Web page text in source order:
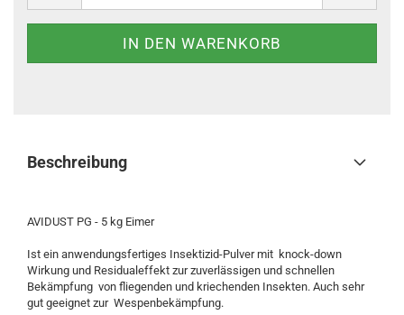
Beschreibung
AVIDUST PG - 5 kg Eimer
Ist ein anwendungsfertiges Insektizid-Pulver mit knock-down
Wirkung und Residualeffekt zur zuverlässigen und schnellen
Bekämpfung von fliegenden und kriechenden Insekten. Auch sehr
gut geeignet zur Wespenbekämpfung.